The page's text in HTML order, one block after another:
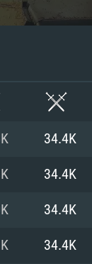
34.4K
34.4K
34.4K
34.4K